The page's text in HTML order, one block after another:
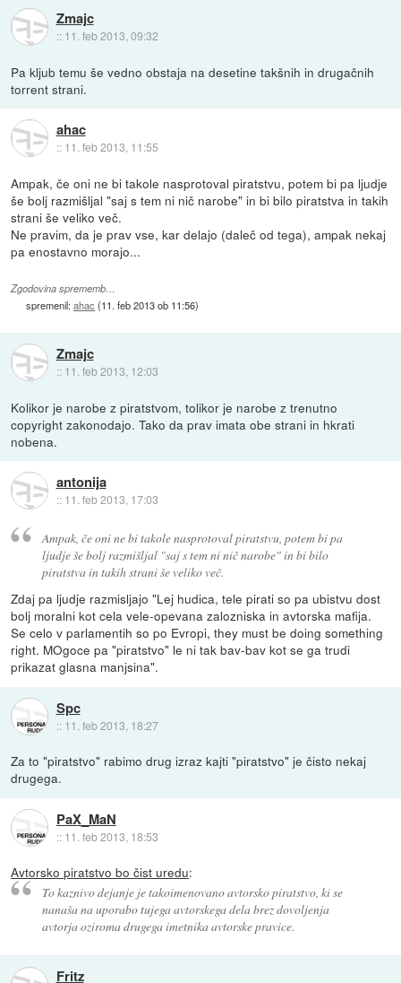
Zmajc
:: 11. feb 2013, 09:32
Pa kljub temu še vedno obstaja na desetine takšnih in drugačnih
torrent strani.
ahac
:: 11. feb 2013, 11:55
Ampak, če oni ne bi takole nasprotoval piratstvu, potem bi pa ljudje
še bolj razmišljal "saj s tem ni nič narobe" in bi bilo piratstva in takih
strani še veliko več.
Ne pravim, da je prav vse, kar delajo (daleč od tega), ampak nekaj
pa enostavno morajo...
Zgodovina sprememb…
spremenil:ahac (11. feb 2013 ob 11:56)
Zmajc
:: 11. feb 2013, 12:03
Kolikor je narobe z piratstvom, tolikor je narobe z trenutno
copyright zakonodajo. Tako da prav imata obe strani in hkrati
nobena.
antonija
:: 11. feb 2013, 17:03
Ampak, če oni ne bi takole nasprotoval piratstvu, potem bi pa
ljudje še bolj razmišljal "saj s tem ni nič narobe" in bi bilo
piratstva in takih strani še veliko več.
Zdaj pa ljudje razmisljajo "Lej hudica, tele pirati so pa ubistvu dost
bolj moralni kot cela vele-opevana zalozniska in avtorska mafija.
Se celo v parlamentih so po Evropi, they must be doing something
right. MOgoce pa "piratstvo" le ni tak bav-bav kot se ga trudi
prikazat glasna manjsina".
Spc
:: 11. feb 2013, 18:27
Za to "piratstvo" rabimo drug izraz kajti "piratstvo" je čisto nekaj
drugega.
PaX_MaN
:: 11. feb 2013, 18:53
Avtorsko piratstvo bo čist uredu:
To kaznivo dejanje je takoimenovano avtorsko piratstvo, ki se
nanaša na uporabo tujega avtorskega dela brez dovoljenja
avtorja oziroma drugega imetnika avtorske pravice.
Fritz